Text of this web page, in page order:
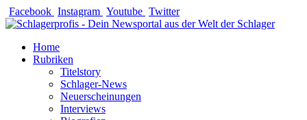
Zum
Inhalt
Facebook Instagram Youtube Twitter
Home
Rubriken
Titelstory
Schlager-News
Neuerscheinungen
Interviews